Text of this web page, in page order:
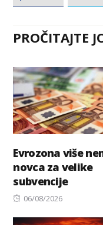
PROČITAJTE
Evrozona više
novca za velike
subvencije
Posted
06/08/2026